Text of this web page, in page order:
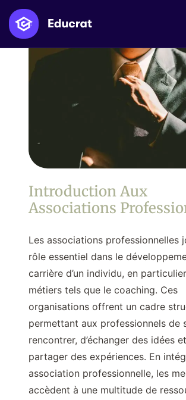
Introduction Aux
Associations
Les associations professionnelles
rôle essentiel dans le
carrière d’un individu, en
métiers tels que le coaching. Ces
organisations offrent un cadre
permettant aux professionnels de
rencontrer, d’échanger des idées
partager des expériences. En
association professionnelle, les
accèdent à une multitude de